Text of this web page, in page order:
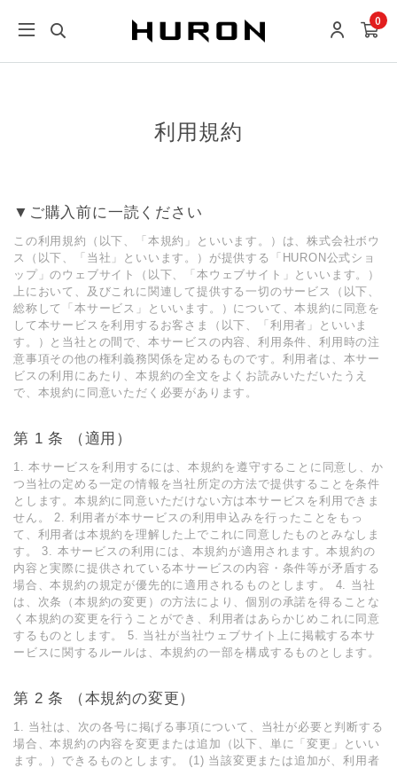
0
利用規約
▼ご購⼊前に⼀読ください
この利⽤規約（以下、「本規約」といいます。）は、株式会社ボウ
ス（以下、「当社」といいます。）が提供する「HURON公式ショ
ップ」のウェブサイト（以下、「本ウェブサイト」といいます。）
上において、及びこれに関連して提供する⼀切のサービス（以下、
総称して「本サービス」といいます。）について、本規約に同意を
して本サービスを利⽤するお客さま（以下、「利⽤者」といいま
す。）と当社との間で、本サービスの内容、利⽤条件、利⽤時の注
意事項その他の権利義務関係を定めるものです。利⽤者は、本サー
ビスの利⽤にあたり、本規約の全⽂をよくお読みいただいたうえ
で、本規約に同意いただく必要があります。
第 1 条 （適⽤）
1. 本サービスを利⽤するには、本規約を遵守することに同意し、か
つ当社の定める⼀定の情報を当社所定の⽅法で提供することを条件
とします。本規約に同意いただけない⽅は本サービスを利⽤できま
せん。 2. 利⽤者が本サービスの利⽤申込みを⾏ったことをもっ
て、利⽤者は本規約を理解した上でこれに同意したものとみなしま
す。 3. 本サービスの利⽤には、本規約が適⽤されます。本規約の
内容と実際に提供されている本サービスの内容・条件等が⽭盾する
場合、本規約の規定が優先的に適⽤されるものとします。 4. 当社
は、次条（本規約の変更）の⽅法により、個別の承諾を得ることな
く本規約の変更を⾏うことができ、利⽤者はあらかじめこれに同意
するものとします。 5. 当社が当社ウェブサイト上に掲載する本サ
ービスに関するルールは、本規約の⼀部を構成するものとします。
第 2 条 （本規約の変更）
1. 当社は、次の各号に掲げる事項について、当社が必要と判断する
場合、本規約の内容を変更または追加（以下、単に「変更」といい
ます。）できるものとします。 (1) 当該変更または追加が、利⽤者